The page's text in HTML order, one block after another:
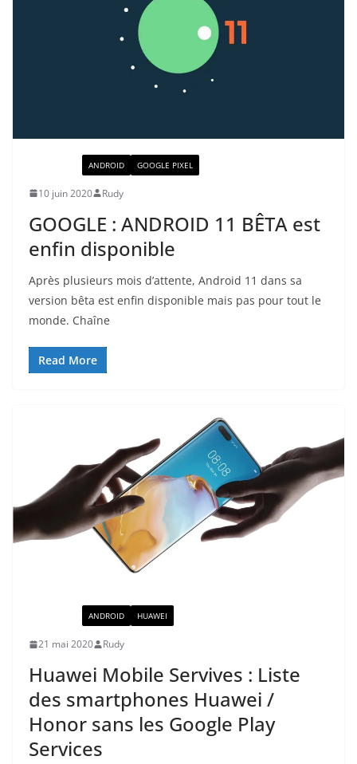
ANDROID GOOGLE PIXEL
10 juin 2020 Rudy
GOOGLE : ANDROID 11 BÊTA est
enfin disponible
Après plusieurs mois d’attente, Android 11 dans sa
version bêta est enfin disponible mais pas pour tout le
monde. Chaîne
Read More
ANDROID HUAWEI
21 mai 2020 Rudy
Huawei Mobile Servives : Liste
des smartphones Huawei /
Honor sans les Google Play
Services